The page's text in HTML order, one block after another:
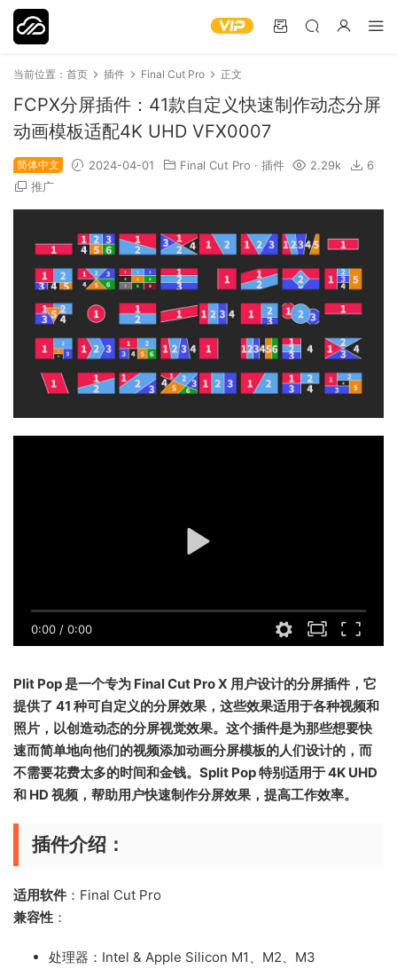
当前位置： 首页 插件 Final Cut Pro 正文
FCPX分屏插件：41款自定义快速制作动态分屏
动画模板适配4K UHD VFX0007
简体中文 2024-04-01 Final Cut Pro · 插件 2.29k
6
推广
0:00 / 0:00
Plit Pop 是一个专为 Final Cut Pro X 用户设计的分屏插件，它
提供了 41 种可自定义的分屏效果，这些效果适用于各种视频和
照片，以创造动态的分屏视觉效果。这个插件是为那些想要快
速而简单地向他们的视频添加动画分屏模板的人们设计的，而
不需要花费太多的时间和金钱。Split Pop 特别适用于 4K UHD
和 HD 视频，帮助用户快速制作分屏效果，提高工作效率。
插件介绍：
适用软件 ：Final Cut Pro
兼容性 ：
处理器：Intel & Apple Silicon M1、M2、M3